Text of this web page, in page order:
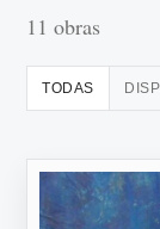
11 obras
TODAS